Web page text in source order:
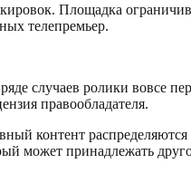
Площадка
телепремьер.
случаев ролики вовсе
правообладателя.
контент
может принадлежать